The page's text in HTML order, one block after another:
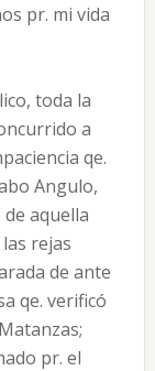
pr. mi vida
toda la
a
qe.
Angulo,
aquella
rejas
de ante
qe. verificó
pr. el